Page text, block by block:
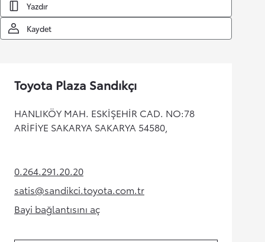
Yazdır
Kaydet
Toyota Plaza Sandıkçı
HANLIKÖY MAH. ESKİŞEHİR CAD. NO:78
ARİFİYE SAKARYA SAKARYA 54580,
0.264.291.20.20(Opens in new tab)
satis@sandikci.toyota.com.tr
(Opens in new tab)
Bayi bağlantısını aç
(Opens in new tab)